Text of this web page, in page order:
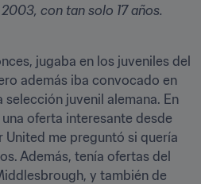
con tan solo 17 años.
jugaba en los juveniles del
además iba convocado en
selección juvenil alemana. En
oferta interesante desde
United me preguntó si quería
Además, tenía ofertas del
y también de